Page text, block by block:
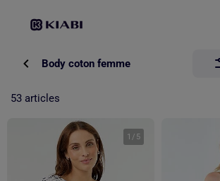
Body coton femme
53 articles
1 / 5